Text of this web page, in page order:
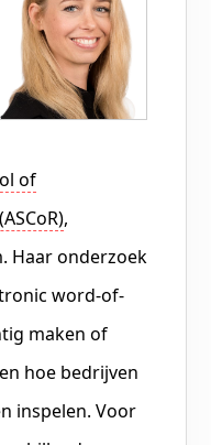
of
,
Haar onderzoek
word-of-
maken of
hoe bedrijven
inspelen. Voor